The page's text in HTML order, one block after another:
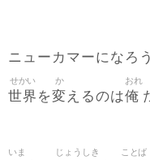
ニューカマーになろ
世界
せかい
を変
か
えるのは俺
おれ
いま じょうしき ことば